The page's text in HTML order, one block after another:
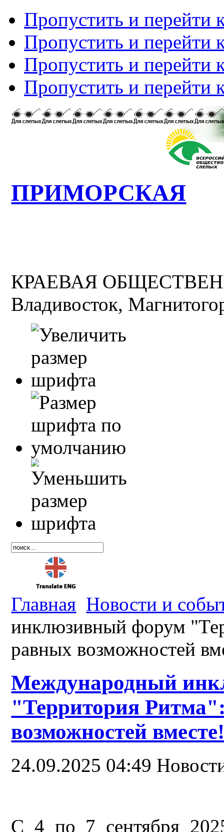
Пропустить и перейти
Пропустить и перейти
Пропустить и перейти
Пропустить и перейти
ПРИМОРСКАЯ
КРАЕВАЯ
Владивосток,
Главная Новости и
инклюзивный форум
равных возможностей
Международный
"Территория
возможностей
24.09.2025 04:49
С 4 по 7 сентября